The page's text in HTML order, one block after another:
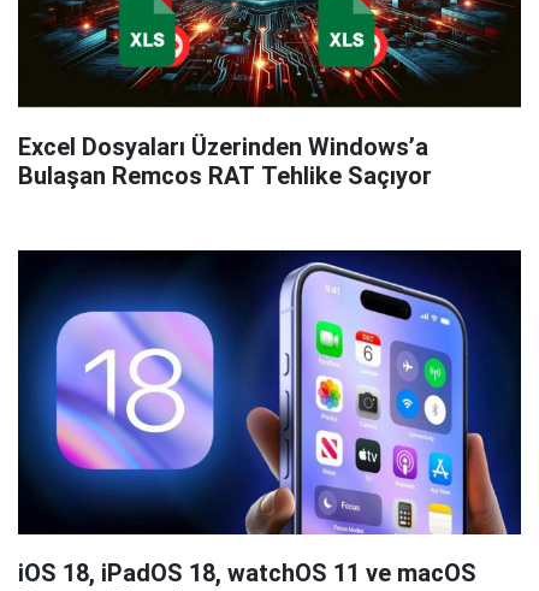
Excel Dosyaları Üzerinden Windows’a
Bulaşan Remcos RAT Tehlike Saçıyor
iOS 18, iPadOS 18, watchOS 11 ve macOS